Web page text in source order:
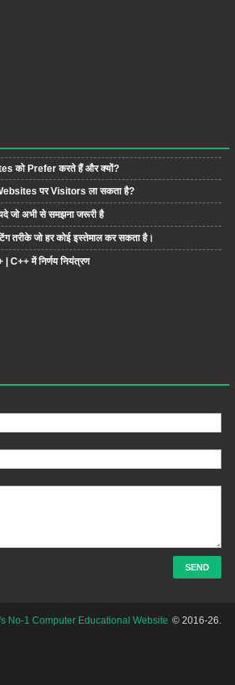
को Prefer करते हैं और क्यों?
पर Visitors ला सकता है?
जो अभी से समझना जरूरी है
तरीके जो हर कोई इस्तेमाल कर सकता है।
में निर्णय नियंत्रण
No-1 Computer Educational Website © 2016-26.